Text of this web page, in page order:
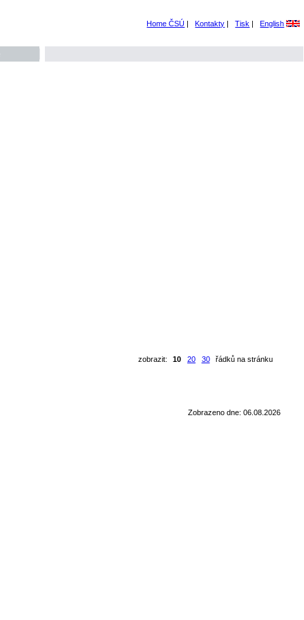
Home ČSÚ | Kontakty | Tisk | English
zobrazit:
10 20 30 řádků na stránku
Zobrazeno dne: 06.08.2026